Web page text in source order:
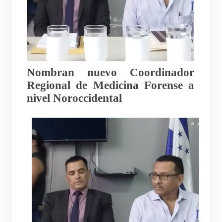
Nombran nuevo Coordinador
Regional de Medicina Forense a
nivel Noroccidental